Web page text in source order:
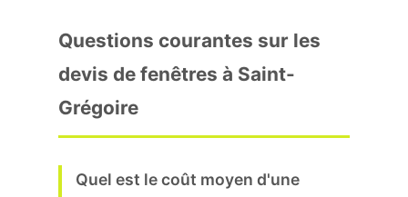
Questions courantes sur les
devis de fenêtres à Saint-
Grégoire
Quel est le coût moyen d'une